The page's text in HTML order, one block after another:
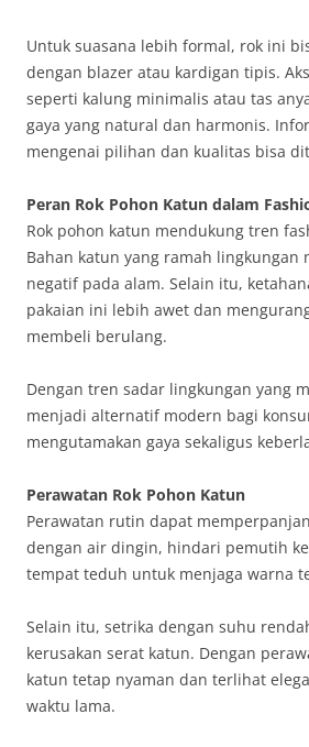
Untuk suasana lebih formal, rok ini
dengan blazer atau kardigan tipis.
seperti kalung minimalis atau tas
gaya yang natural dan harmonis.
mengenai pilihan dan kualitas bisa
Peran Rok Pohon Katun dalam
Rok pohon katun mendukung tren
Bahan katun yang ramah lingkungan
negatif pada alam. Selain itu,
pakaian ini lebih awet dan
membeli berulang.
Dengan tren sadar lingkungan yang
menjadi alternatif modern bagi
mengutamakan gaya sekaligus
Perawatan Rok Pohon Katun
Perawatan rutin dapat
dengan air dingin, hindari pemutih
tempat teduh untuk menjaga warna
Selain itu, setrika dengan suhu
kerusakan serat katun. Dengan
katun tetap nyaman dan terlihat
waktu lama.